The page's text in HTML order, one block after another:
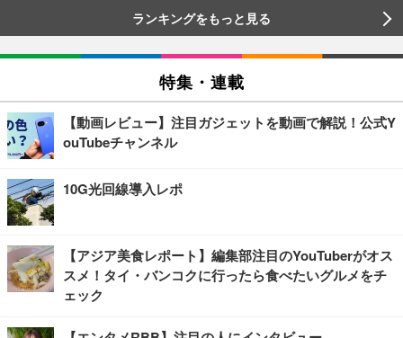
ランキングをもっと見る
特集・連載
【動画レビュー】注目ガジェットを動画で解説！公式Y
ouTubeチャンネル
10G光回線導入レポ
【アジア美食レポート】編集部注目のYouTuberがオス
スメ！タイ・バンコクに行ったら食べたいグルメをチ
ェック